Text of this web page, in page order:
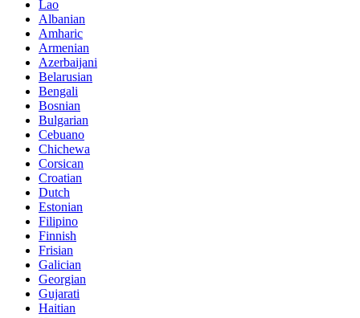
Lao
Albanian
Amharic
Armenian
Azerbaijani
Belarusian
Bengali
Bosnian
Bulgarian
Cebuano
Chichewa
Corsican
Croatian
Dutch
Estonian
Filipino
Finnish
Frisian
Galician
Georgian
Gujarati
Haitian